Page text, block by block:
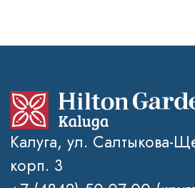
Фотогалерея
Бронирование
Вакансии
Контакты
Блог